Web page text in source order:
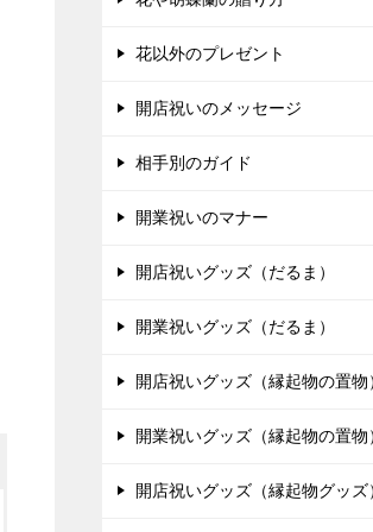
花以外のプレゼント
開店祝いのメッセージ
相手別のガイド
開業祝いのマナー
開店祝いグッズ（だるま）
開業祝いグッズ（だるま）
開店祝いグッズ（縁起物の置物
開業祝いグッズ（縁起物の置物
開店祝いグッズ（縁起物グッズ